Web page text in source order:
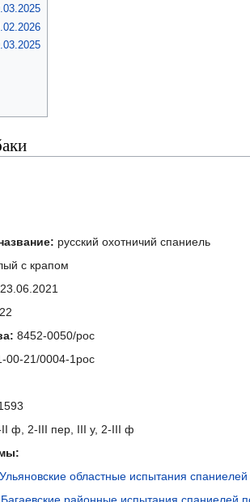
русский охотничий спаниель
с крапом
23.06.2021
8452-0050/рос
00-21/0004-1рос
ф, 2-III пер, III у, 2-III ф
Ульяновские областные испытания